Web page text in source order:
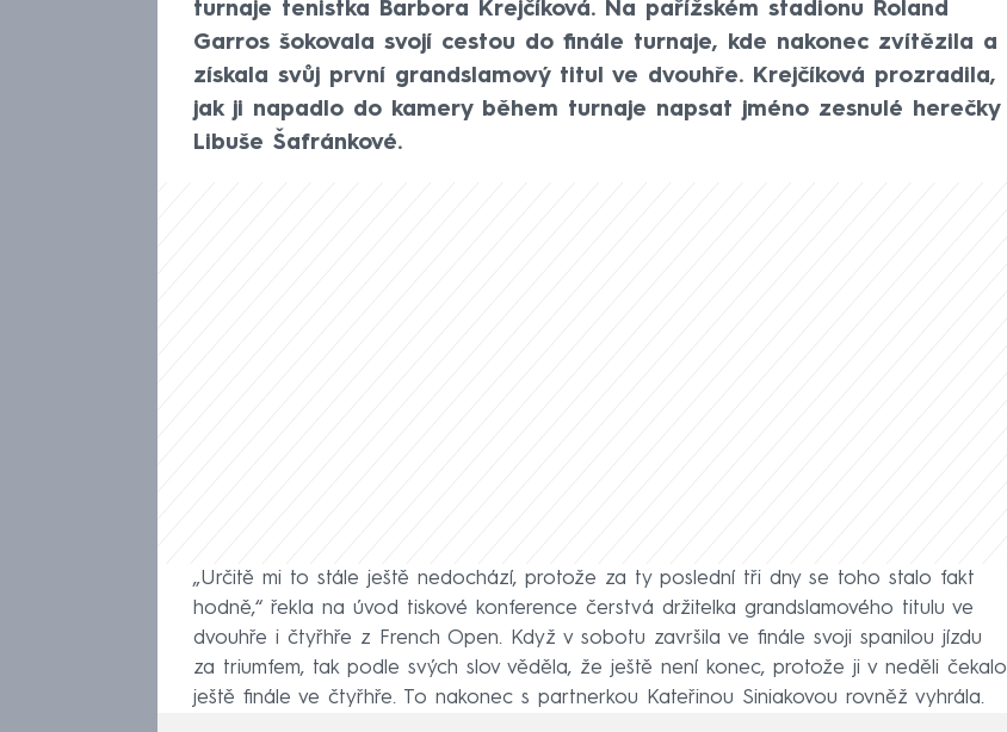
turnaje tenistka Barbora Krejčíková. Na pařížském stadionu Roland
Garros šokovala svojí cestou do finále turnaje, kde nakonec zvítězila a
získala svůj první grandslamový titul ve dvouhře. Krejčíková prozradila,
jak ji napadlo do kamery během turnaje napsat jméno zesnulé herečky
Libuše Šafránkové.
„Určitě mi to stále ještě nedochází, protože za ty poslední tři dny se toho stalo fakt
hodně,“ řekla na úvod tiskové konference čerstvá držitelka grandslamového titulu ve
dvouhře i čtyřhře z French Open. Když v sobotu završila ve finále svoji spanilou jízdu
za triumfem, tak podle svých slov věděla, že ještě není konec, protože ji v neděli čekalo
ještě finále ve čtyřhře. To nakonec s partnerkou Kateřinou Siniakovou rovněž vyhrála.